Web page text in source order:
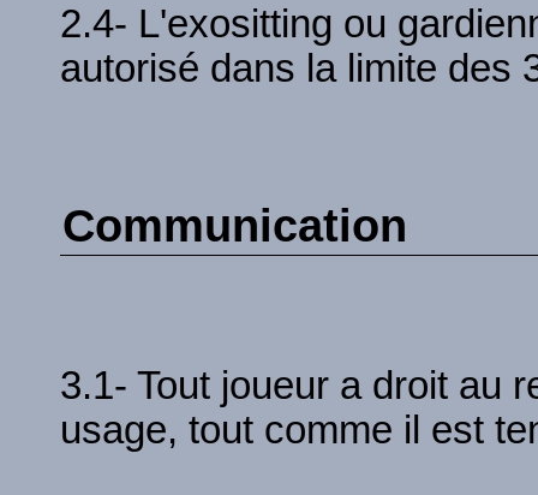
2.4- L'exositting ou
autorisé dans la limite des
Communication
3.1- Tout joueur a droit au
usage, tout comme il est